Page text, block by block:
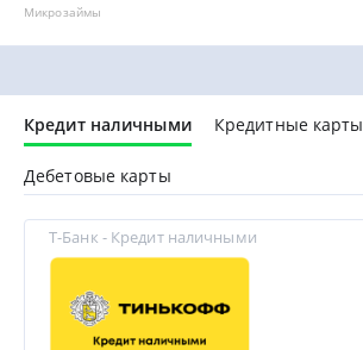
Микрозаймы
Кредит наличными Кредитные карты
Дебетовые карты
Т-Банк - Кредит наличными